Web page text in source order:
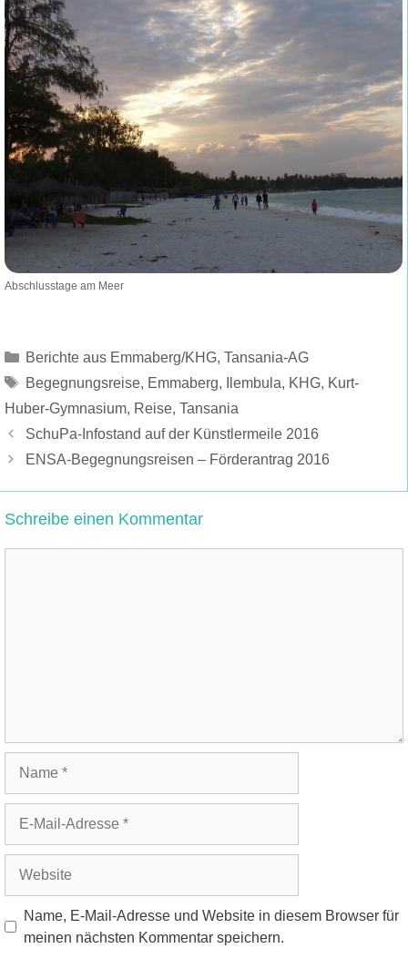
Abschlusstage am Meer
Kategorien
Berichte aus Emmaberg/KHG, Tansania-AG
Schlagwörter
Begegnungsreise, Emmaberg, Ilembula, KHG, Kurt-
Huber-Gymnasium, Reise, Tansania
SchuPa-Infostand auf der Künstlermeile 2016
ENSA-Begegnungsreisen – Förderantrag 2016
Schreibe einen Kommentar
Adresse
Name, E-Mail-Adresse und Website in diesem Browser für
meinen nächsten Kommentar speichern.